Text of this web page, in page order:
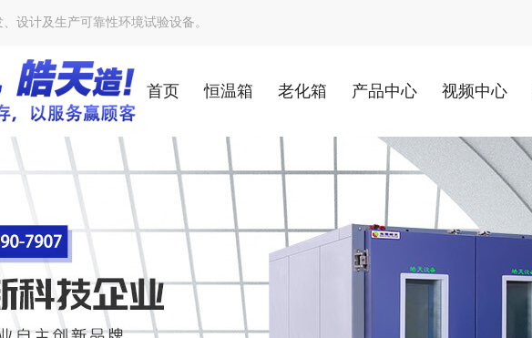
设计及生产可靠性环境试验设备。
首页 恒温箱 老化箱 产品中心 视频中心